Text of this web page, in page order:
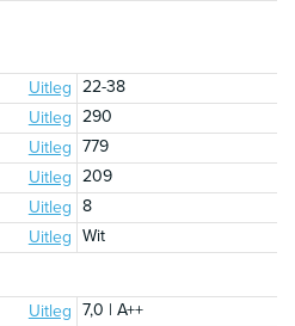
Uitleg 22-38
Uitleg 290
Uitleg 779
Uitleg 209
Uitleg 8
Uitleg Wit
Uitleg 7,0 | A++